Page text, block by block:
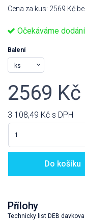
Cena za kus: 2569 Kč
Očekáváme
Balení
2569 Kč
3 108,49 Kč s DPH
Do košíku
Přílohy
Technicky list DEB